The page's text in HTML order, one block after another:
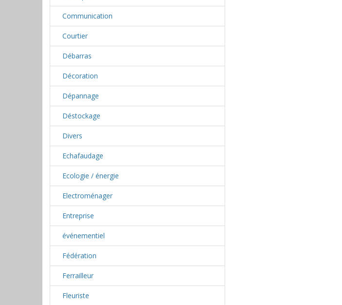
Communication
Courtier
Débarras
Décoration
Dépannage
Déstockage
Divers
Echafaudage
Ecologie / énergie
Electroménager
Entreprise
événementiel
Fédération
Ferrailleur
Fleuriste